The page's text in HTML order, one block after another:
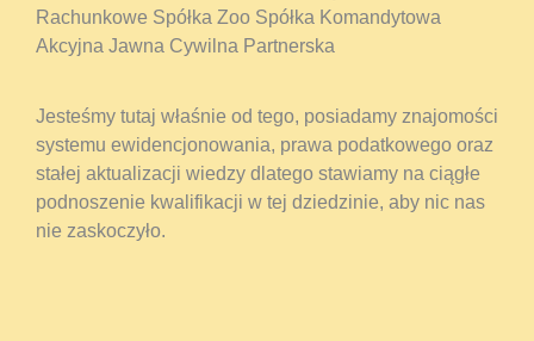
Rachunkowe Spółka Zoo Spółka Komandytowa
Akcyjna Jawna Cywilna Partnerska
Jesteśmy tutaj właśnie od tego, posiadamy znajomości
systemu ewidencjonowania, prawa podatkowego oraz
stałej aktualizacji wiedzy dlatego stawiamy na ciągłe
podnoszenie kwalifikacji w tej dziedzinie, aby nic nas
nie zaskoczyło.